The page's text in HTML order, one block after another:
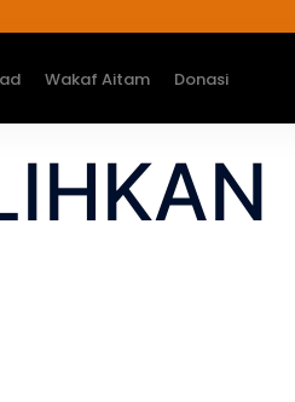
Wakaf Aitam Donasi